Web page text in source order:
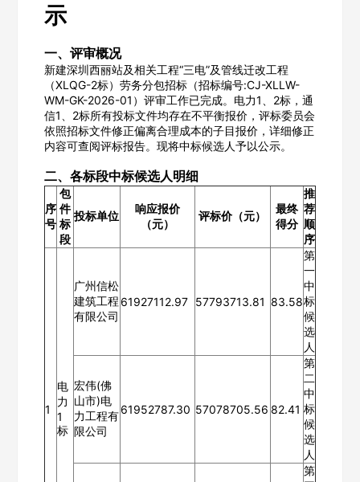
示
一、评审概况
新建深圳西丽站及相关工程“三电”及管线迁改工程
（XLQG-2标）劳务分包招标（招标编号:CJ-XLLW-
WM-GK-2026-01）评审工作已完成。电力1、2标，通
信1、2标所有投标文件均存在不平衡报价，评标委员会
依照招标文件修正偏离合理成本的子目报价，详细修正
内容可查阅评标报告。现将中标候选人予以公示。
二、各标段中标候选人明细
序
号
包
件
标
段
投标单位
响应报价
（元）
评标价（元）
最终
得分
推
荐
顺
序
1
电
力
1
标
广州信松
建筑工程
有限公司
61927112.97 57793713.81 83.58
第
一
中
标
候
选
人
宏伟(佛
山市)电
力工程有
限公司
61952787.30 57078705.56 82.41
第
二
中
标
候
选
人
第